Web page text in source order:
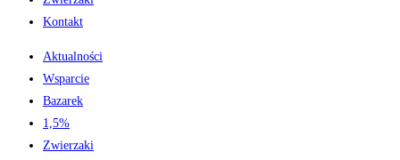
Kontakt
Aktualności
Wsparcie
Bazarek
1,5%
Zwierzaki